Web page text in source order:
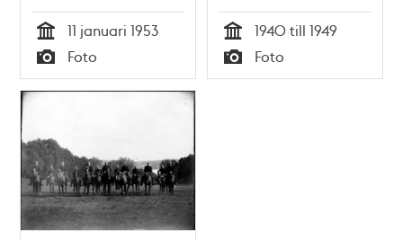
Tid
11 januari 1953
Typ
Foto Tid
1940 till 1949
Typ
Foto